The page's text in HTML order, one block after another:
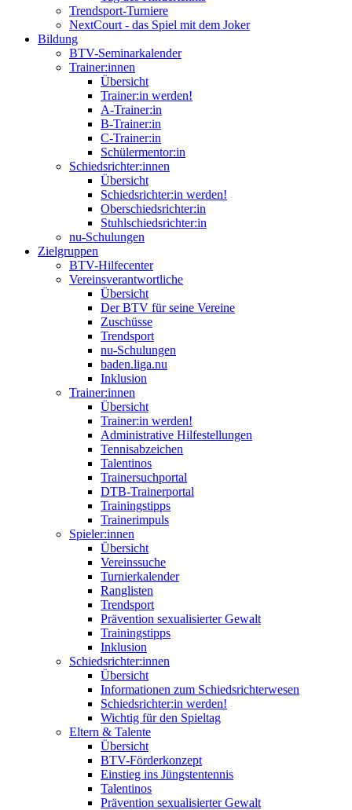
Trendsport-Turniere
NextCourt - das Spiel mit dem Joker
Bildung
BTV-Seminarkalender
Trainer:innen
Übersicht
Trainer:in werden!
A-Trainer:in
B-Trainer:in
C-Trainer:in
Schülermentor:in
Schiedsrichter:innen
Übersicht
Schiedsrichter:in werden!
Oberschiedsrichter:in
Stuhlschiedsrichter:in
nu-Schulungen
Zielgruppen
BTV-Hilfecenter
Vereinsverantwortliche
Übersicht
Der BTV für seine Vereine
Zuschüsse
Trendsport
nu-Schulungen
baden.liga.nu
Inklusion
Trainer:innen
Übersicht
Trainer:in werden!
Administrative Hilfestellungen
Tennisabzeichen
Talentinos
Trainersuchportal
DTB-Trainerportal
Trainingstipps
Trainerimpuls
Spieler:innen
Übersicht
Vereinssuche
Turnierkalender
Ranglisten
Trendsport
Prävention sexualisierter Gewalt
Trainingstipps
Inklusion
Schiedsrichter:innen
Übersicht
Informationen zum Schiedsrichterwesen
Schiedsrichter:in werden!
Wichtig für den Spieltag
Eltern & Talente
Übersicht
BTV-Förderkonzept
Einstieg ins Jüngstentennis
Talentinos
Prävention sexualisierter Gewalt